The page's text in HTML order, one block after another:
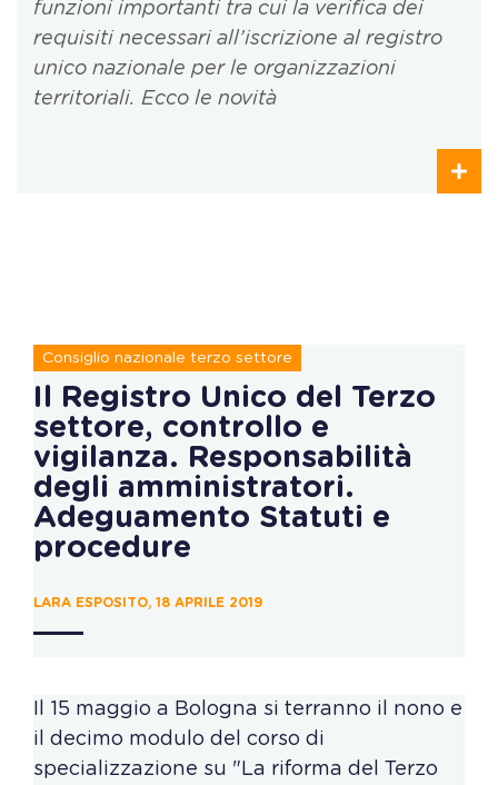
funzioni importanti tra cui la verifica dei
requisiti necessari all’iscrizione al registro
unico nazionale per le organizzazioni
territoriali. Ecco le novità
Consiglio nazionale terzo settore
Il Registro Unico del Terzo
settore, controllo e
vigilanza. Responsabilità
degli amministratori.
Adeguamento Statuti e
procedure
LARA ESPOSITO, 18 APRILE 2019
Il 15 maggio a Bologna si terranno il nono e
il decimo modulo del corso di
specializzazione su "La riforma del Terzo